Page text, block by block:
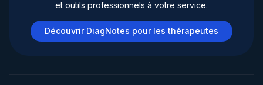
et outils professionnels à votre service.
Découvrir DiagNotes pour les thérapeutes